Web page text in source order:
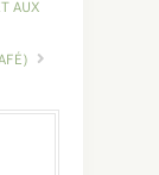
AUX